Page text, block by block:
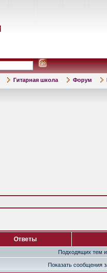
Гитарная школа Форум
Ответы
Подходящих тем
Показать сообщения